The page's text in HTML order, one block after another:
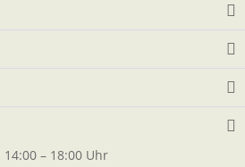
– 18:00 Uhr